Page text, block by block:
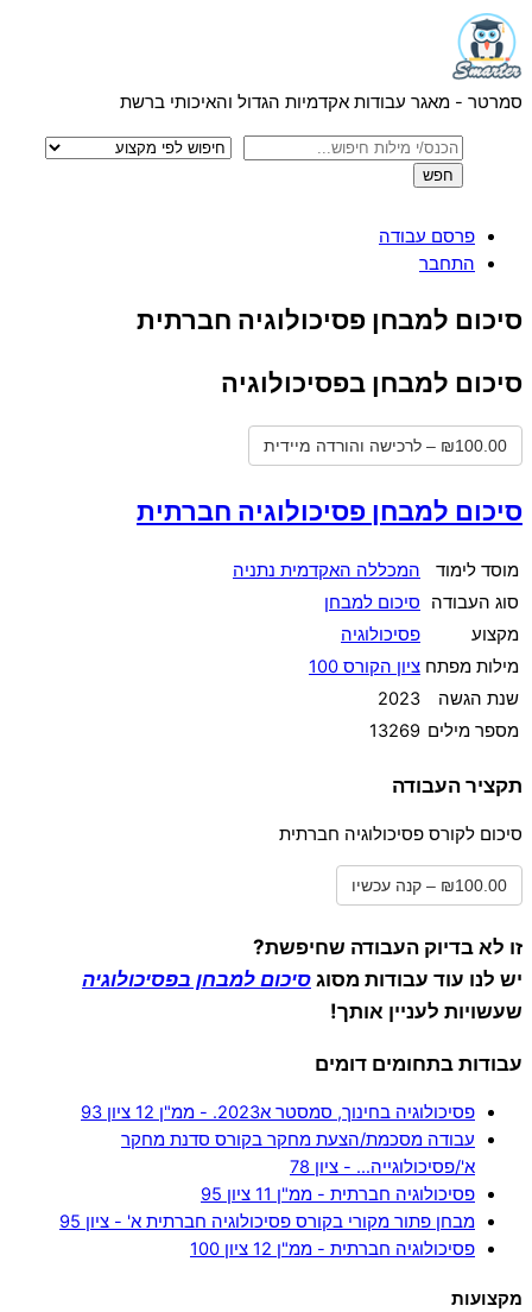
Skip
to
content
Menu
סמרטר - מאגר עבודות אקדמיות הגדול והאיכותי ברשת
פרסם עבודה
התחבר
Menu
סיכום למבחן פסיכולוגיה חברתית
סיכום למבחן בפסיכולוגיה
₪100.00 – לרכישה והורדה מיידית
סיכום למבחן פסיכולוגיה חברתית
מוסד לימוד
המכללה האקדמית נתניה
סוג העבודה
סיכום למבחן
מקצוע
פסיכולוגיה
מילות מפתח ציון הקורס 100
שנת הגשה
2023
מספר מילים 13269
תקציר העבודה
סיכום לקורס פסיכולוגיה חברתית
₪100.00 – קנה עכשיו
זו לא בדיוק העבודה שחיפשת?
יש לנו עוד עבודות מסוגסיכום למבחן בפסיכולוגיה
שעשויות לעניין אותך!
עבודות בתחומים דומים
פסיכולוגיה בחינוך, סמסטר א2023. - ממ"ן 12 ציון 93
עבודה מסכמת/הצעת מחקר בקורס סדנת מחקר
א'/פסיכולוגייה… - ציון 78
פסיכולוגיה חברתית - ממ"ן 11 ציון 95
מבחן פתור מקורי בקורס פסיכולוגיה חברתית א' - ציון 95
פסיכולוגיה חברתית - ממ"ן 12 ציון 100
מקצועות